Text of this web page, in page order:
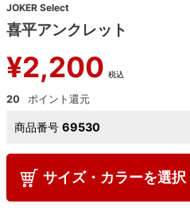
JOKER Select
喜平アンクレット
¥2,200 税込
20
商品番号 69530
サイズ・カラーを選択